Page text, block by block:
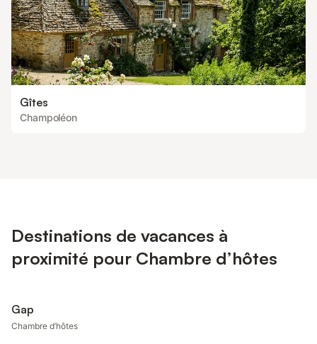
Gîtes
Champoléon
Destinations de vacances à
proximité pour Chambre d’hôtes
Gap
Chambre d’hôtes